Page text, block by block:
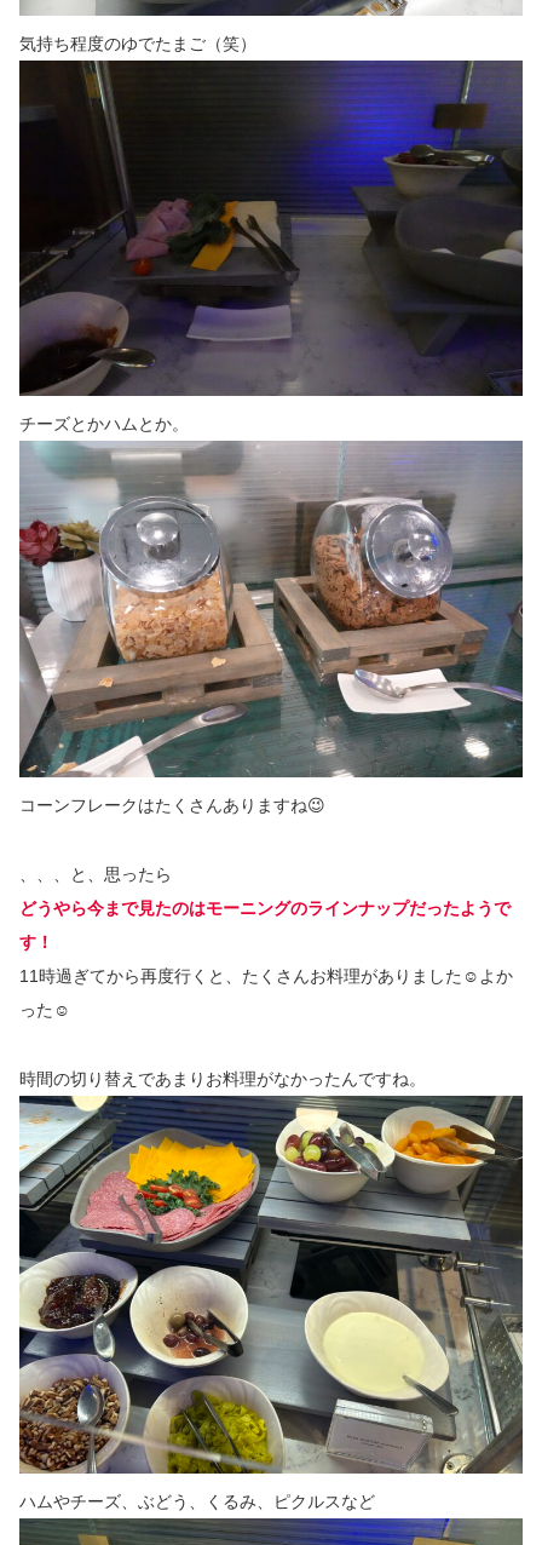
気持ち程度のゆでたまご（笑）
チーズとかハムとか。
コーンフレークはたくさんありますね😉
、、、と、思ったら
どうやら今まで見たのはモーニングのラインナップだったようで
す！
11時過ぎてから再度行くと、たくさんお料理がありました☺️よか
った☺️
時間の切り替えであまりお料理がなかったんですね。
ハムやチーズ、ぶどう、くるみ、ピクルスなど